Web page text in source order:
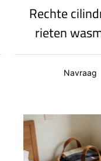
Rechte
rieten
rieten
dubbeleNavraag